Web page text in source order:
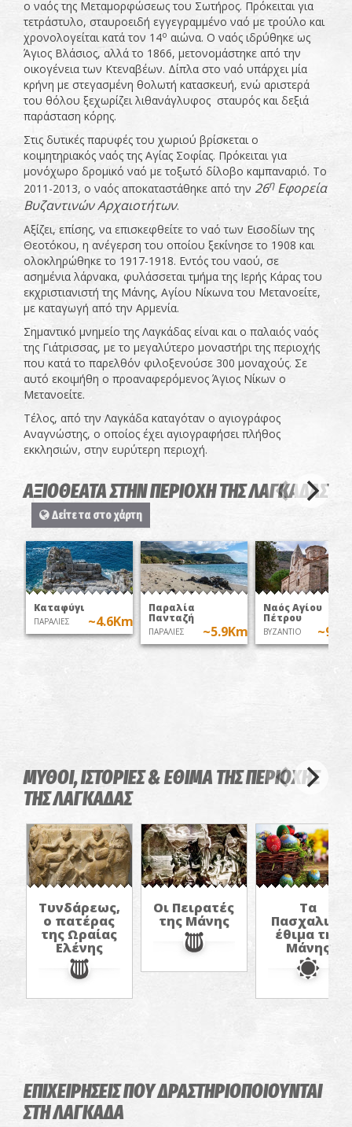
ο ναός της Μεταμορφώσεως του Σωτήρος. Πρόκειται για
τετράστυλο, σταυροειδή εγγεγραμμένο ναό με τρούλο και
χρονολογείται κατά τον 14ο αιώνα. Ο ναός ιδρύθηκε ως
Άγιος Βλάσιος, αλλά το 1866, μετονομάστηκε από την
οικογένεια των Κτεναβέων. Δίπλα στο ναό υπάρχει μία
κρήνη με στεγασμένη θολωτή κατασκευή, ενώ αριστερά
του θόλου ξεχωρίζει λιθανάγλυφος σταυρός και δεξιά
παράσταση κόρης.
Στις δυτικές παρυφές του χωριού βρίσκεται ο
κοιμητηριακός ναός της Αγίας Σοφίας. Πρόκειται για
μονόχωρο δρομικό ναό με τοξωτό δίλοβο καμπαναριό. Το
2011-2013, ο ναός αποκαταστάθηκε από την 26ηΕφορεία
Βυζαντινών Αρχαιοτήτων.
Αξίζει, επίσης, να επισκεφθείτε το ναό των Εισοδίων της
Θεοτόκου, η ανέγερση του οποίου ξεκίνησε το 1908 και
ολοκληρώθηκε το 1917-1918. Εντός του ναού, σε
ασημένια λάρνακα, φυλάσσεται τμήμα της Ιερής Κάρας του
εκχριστιανιστή της Μάνης, Αγίου Νίκωνα του Μετανοείτε,
με καταγωγή από την Αρμενία.
Σημαντικό μνημείο της Λαγκάδας είναι και ο παλαιός ναός
της Γιάτρισσας, με το μεγαλύτερο μοναστήρι της περιοχής
που κατά το παρελθόν φιλοξενούσε 300 μοναχούς. Σε
αυτό εκοιμήθη ο προαναφερόμενος Άγιος Νίκων ο
Μετανοείτε.
Τέλος, από την Λαγκάδα καταγόταν ο αγιογράφος
Αναγνώστης, ο οποίος έχει αγιογραφήσει πλήθος
εκκλησιών, στην ευρύτερη περιοχή.
ΑΞΙΟΘΕΑΤΑ ΣΤΗΝ ΠΕΡΙΟΧΗ ΤΗΣ ΛΑΓΚΑΔΑΣ
Δείτε τα στο χάρτη
Καταφύγι
ΠΑΡΑΛΙΕΣ ~4.6Km
Παραλία
Πανταζή
ΠΑΡΑΛΙΕΣ ~5.9Km
Ναός Αγίου
Πέτρου
ΒΥΖΑΝΤΙΟ
ΜΥΘΟΙ, ΙΣΤΟΡΙΕΣ & ΕΘΙΜΑ ΤΗΣ ΠΕΡΙΟΧΗΣ
ΤΗΣ ΛΑΓΚΑΔΑΣ
Τυνδάρεως,
ο πατέρας
της Ωραίας
Ελένης
Οι Πειρατές
της Μάνης
Τα
Πασχαλινά
έθιμα της
Μάνης
ΕΠΙΧΕΙΡΗΣΕΙΣ ΠΟΥ ΔΡΑΣΤΗΡΙΟΠΟΙΟΥΝΤΑΙ
ΣΤΗ ΛΑΓΚΑΔΑ